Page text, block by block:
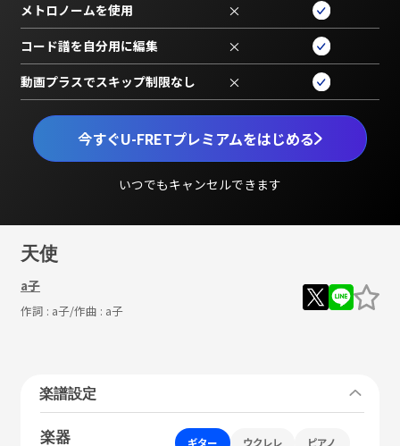
今すぐU-FRETプレミアムをはじめる
いつでもキャンセルできます
メトロノームを使用 ×
コード譜を自分用に編集 ×
動画プラスでスキップ制限なし ×
天使
a子
作詞 : a子/作曲 : a子
楽譜設定
楽器 ギター ウクレレ ピアノ